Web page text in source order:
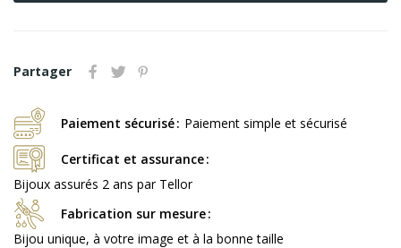
Partager
Paiement sécurisé Paiement simple et sécurisé
Certificat et assurance
Bijoux assurés 2 ans par Tellor
Fabrication sur mesure
Bijou unique, à votre image et à la bonne taille